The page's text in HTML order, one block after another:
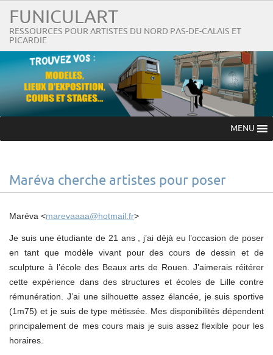
FUNICULART
RESSOURCES POUR ARTISTES DU NORD PAS-DE-CALAIS ET
PICARDIE
MENU
Maréva cherche artistes pour poser
Maréva <marevaaaa@hotmail.fr>
Je suis une étudiante de 21 ans , j’ai déjà eu l’occasion de poser
en tant que modèle vivant pour des cours de dessin et de
sculpture à l’école des Beaux arts de Rouen. J’aimerais réitérer
cette expérience dans des structures et écoles de Lille contre
rémunération. J’ai une silhouette assez élancée, je suis sportive
(1m75) et je suis de type métissée. Mes disponibilités dépendent
principalement de mes cours mais je suis assez flexible pour les
horaires.